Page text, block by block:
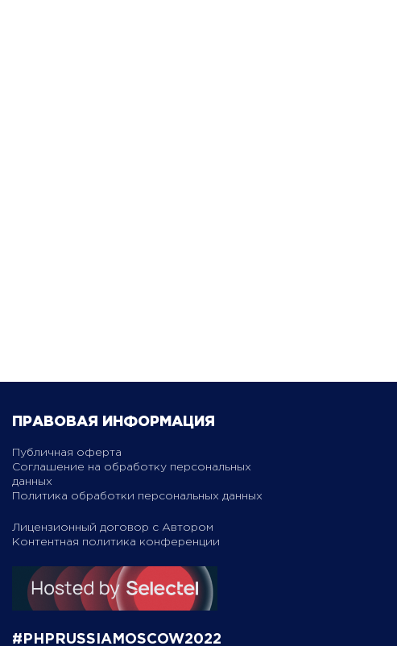
ПРАВОВАЯ ИНФОРМАЦИЯ
Публичная оферта
Соглашение на обработку персональных
данных
Политика обработки персональных данных
Лицензионный договор с Автором
Контентная политика конференции
#PHPRUSSIAMOSCOW2022